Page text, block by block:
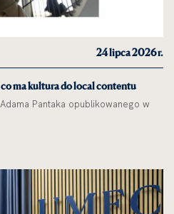
24 lipca 2026 r.
ma kultura do local contentu
Pantaka opublikowanego w